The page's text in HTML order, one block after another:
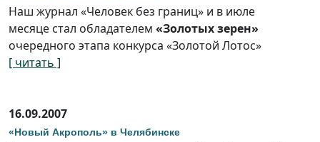
Наш журнал «Человек без границ» и в июле
месяце стал обладателем «Золотых зерен»
очередного этапа конкурса «Золотой Лотос»
[ читать ]
16.09.2007
«Новый Акрополь» в Челябинске